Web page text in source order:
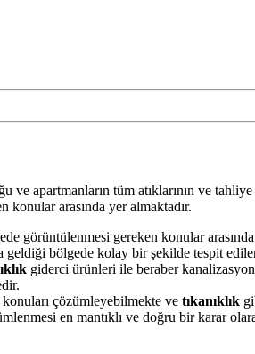
apartmanların tüm atıklarının ve tahliye
arasında yer almaktadır.
görüntülenmesi gereken konular
geldiği bölgede kolay bir şekilde tespit
giderci ürünleri ile beraber kanalizasyon
çözümleyebilmekte ve tıkanıklık
en mantıklı ve doğru bir karar